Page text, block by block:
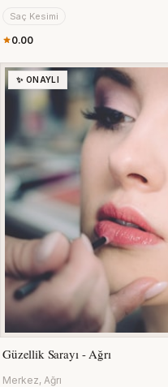
Saç Kesimi
0.00
✨ ONAYLI
Güzellik Sarayı - Ağrı
Merkez, Ağrı